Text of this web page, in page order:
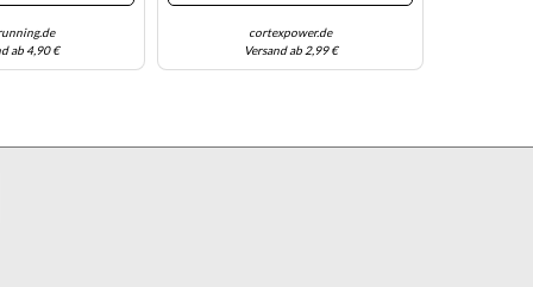
ab 4,90 €
cortexpower.de
Versand ab 2,99 €